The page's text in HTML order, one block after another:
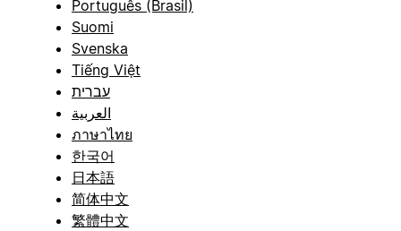
Português (Brasil)
Suomi
Svenska
Tiếng Việt
עברית
العربية
ภาษาไทย
한국어
日本語
简体中文
繁體中文